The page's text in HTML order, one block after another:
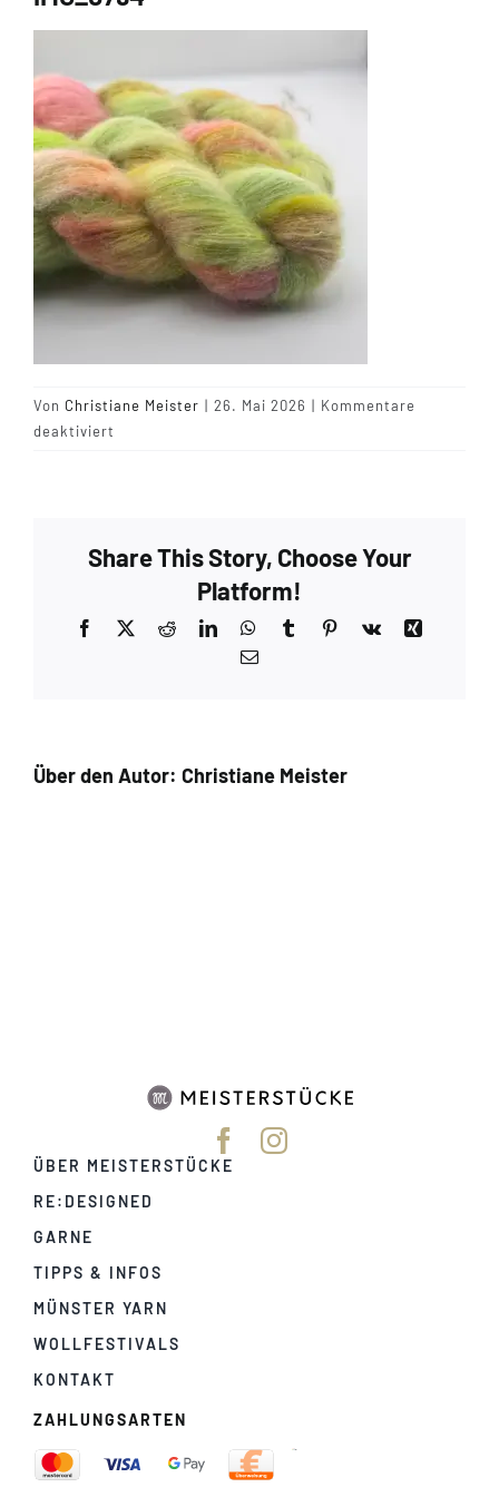
Münster Yarn
Wollfestivals
Kontakt
Von Christiane Meister | 26. Mai 2026 | Kommentare
deaktiviert
Share This Story, Choose Your
Platform!
Facebook Reddit LinkedInWhatsApp
TumblrPinterest
Vk
E-
Über den Autor: Christiane Meister
ÜBER MEISTERSTÜCKE
RE:DESIGNED
GARNE
TIPPS & INFOS
MÜNSTER YARN
WOLLFESTIVALS
KONTAKT
ZAHLUNGSARTEN